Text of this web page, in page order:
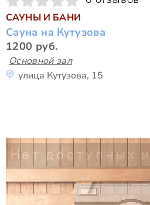
САУНЫ И БАНИ
Сауна на Кутузова
1200 руб.
Основной зал
улица Кутузова, 15